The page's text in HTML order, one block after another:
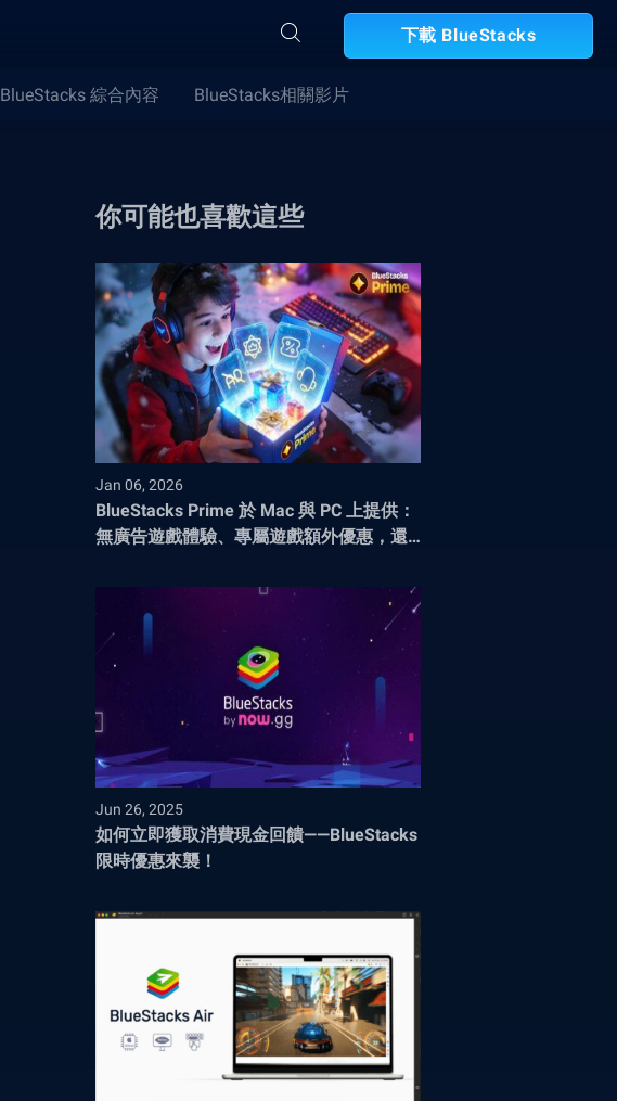
下載 BlueStacks
BlueStacks 綜合內容 BlueStacks相關影片
你可能也喜歡這些
Jan 06, 2026
BlueStacks Prime 於 Mac 與 PC 上提供：
無廣告遊戲體驗、專屬遊戲額外優惠，還
Jun 26, 2025
如何立即獲取消費現金回饋——BlueStacks
限時優惠來襲！